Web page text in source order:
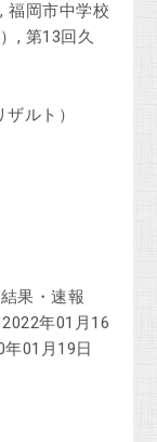
福岡市中学校
, 第13回久
ルト）
果・速報
年01月16
01月19日